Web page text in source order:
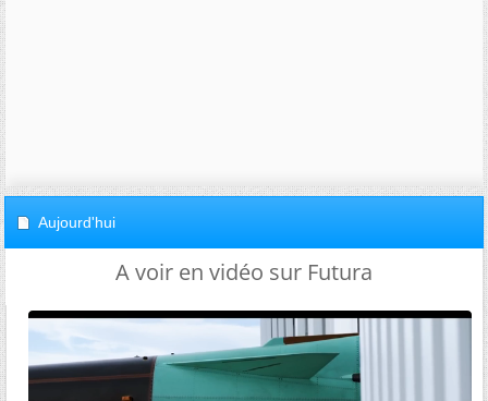
Aujourd'hui
A voir en vidéo sur Futura